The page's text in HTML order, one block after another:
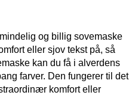
og billig sovemaske
eller sjov tekst på, så
kan du få i alverdens
farver. Den fungerer til det
komfort eller